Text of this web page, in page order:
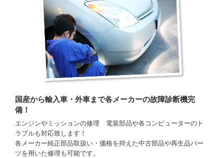
国産から輸入車・外車まで各メーカーの故障診断機完
備！
エンジンやミッションの修理 電装部品や各コンピューターのト
ラブルも対応致します！
各メーカー純正部品取扱い・価格を抑えた中古部品や再生品パー
ツを用いた修理も可能です。